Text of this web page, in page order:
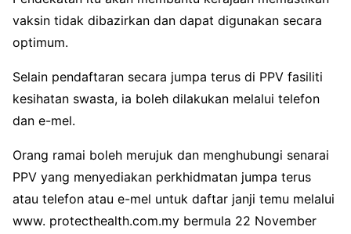
vaksin tidak dibazirkan dan dapat digunakan secara
optimum.
Selain pendaftaran secara jumpa terus di PPV fasiliti
kesihatan swasta, ia boleh dilakukan melalui telefon
dan e-mel.
Orang ramai boleh merujuk dan menghubungi senarai
PPV yang menyediakan perkhidmatan jumpa terus
atau telefon atau e-mel untuk daftar janji temu melalui
www. protecthealth.com.my bermula 22 November